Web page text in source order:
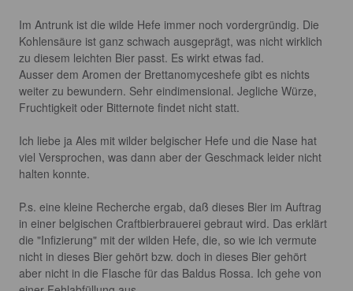
Im Antrunk ist die wilde Hefe immer noch vordergründig. Die
Kohlensäure ist ganz schwach ausgeprägt, was nicht wirklich
zu diesem leichten Bier passt. Es wirkt etwas fad.
Ausser dem Aromen der Brettanomyceshefe gibt es nichts
weiter zu bewundern. Sehr eindimensional. Jegliche Würze,
Fruchtigkeit oder Bitternote findet nicht statt.
Ich liebe ja Ales mit wilder belgischer Hefe und die Nase hat
viel Versprochen, was dann aber der Geschmack leider nicht
halten konnte.
P.s. eine kleine Recherche ergab, daß dieses Bier im Auftrag
in einer belgischen Craftbierbrauerei gebraut wird. Das erklärt
die "Infizierung" mit der wilden Hefe, die, so wie ich vermute
nicht in dieses Bier gehört bzw. doch in dieses Bier gehört
aber nicht in die Flasche für das Baldus Rossa. Ich gehe von